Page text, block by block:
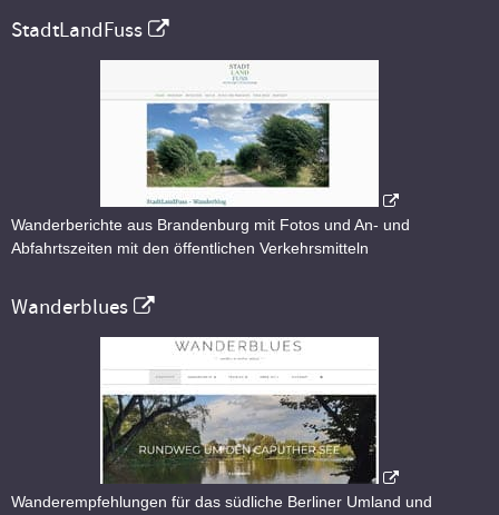
StadtLandFuss
Wanderberichte aus Brandenburg mit Fotos und An- und
Abfahrtszeiten mit den öffentlichen Verkehrsmitteln
Wanderblues
Wanderempfehlungen für das südliche Berliner Umland und